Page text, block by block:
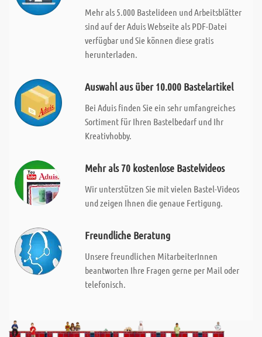
Mehr als 5.000 Bastelideen und Arbeitsblätter
sind auf der Aduis Webseite als PDF-Datei
verfügbar und Sie können diese gratis
herunterladen.
Auswahl aus über 10.000 Bastelartikel
Bei Aduis finden Sie ein sehr umfangreiches
Sortiment für Ihren Bastelbedarf und Ihr
Kreativhobby.
Mehr als 70 kostenlose Bastelvideos
Wir unterstützen Sie mit vielen Bastel-Videos
und zeigen Ihnen die genaue Fertigung.
Freundliche Beratung
Unsere freundlichen MitarbeiterInnen
beantworten Ihre Fragen gerne per Mail oder
telefonisch.